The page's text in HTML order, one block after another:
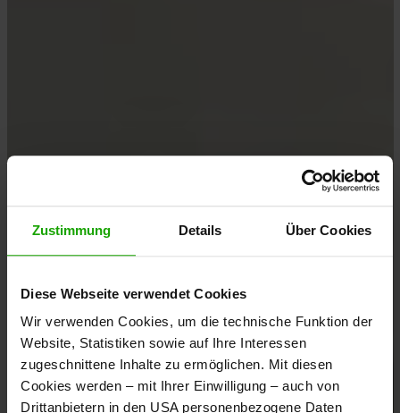
Zustimmung Details Über Cookies
Diese Webseite verwendet Cookies
Wir verwenden Cookies, um die technische Funktion der
Website, Statistiken sowie auf Ihre Interessen
zugeschnittene Inhalte zu ermöglichen. Mit diesen
Cookies werden – mit Ihrer Einwilligung – auch von
Drittanbietern in den USA personenbezogene Daten